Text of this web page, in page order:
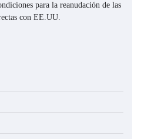
para la reanudación de las
con EE.UU.